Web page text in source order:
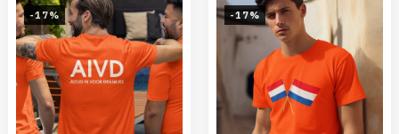
€29,95.€24,95.
€29,95.€24,95.
-17% -17%